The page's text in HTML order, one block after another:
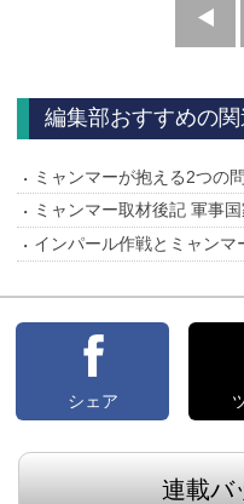
編集部おすすめの
ミャンマーが抱える2つの
ミャンマー取材後記 軍事
インパール作戦とミャンマ
シェア
連載バ